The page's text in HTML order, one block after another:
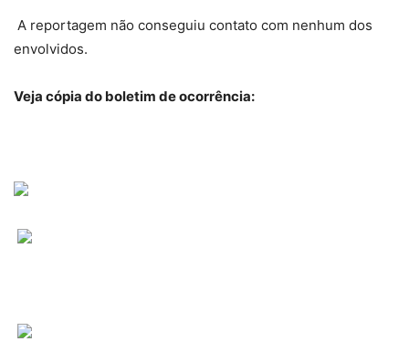
A reportagem não conseguiu contato com nenhum dos
envolvidos.
Veja cópia do boletim de ocorrência: